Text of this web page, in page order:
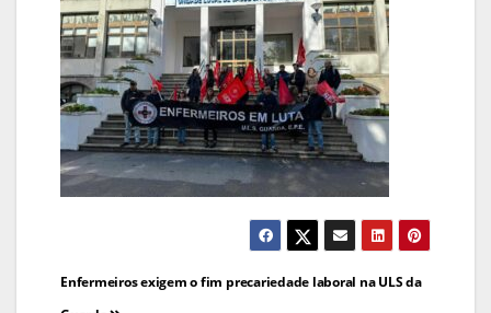
Navegação
Enfermeiros exigem o fim precariedade laboral na ULS da